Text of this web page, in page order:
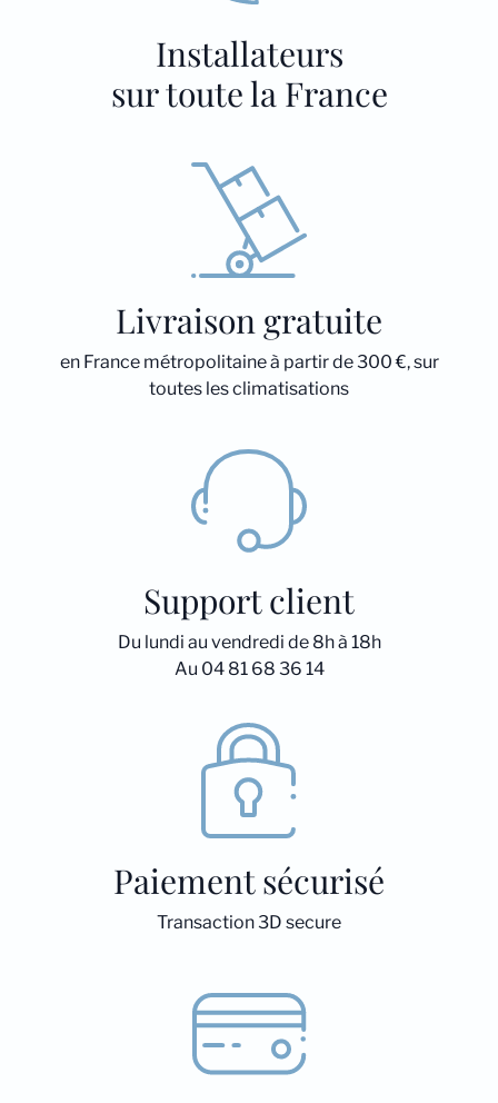
Installateurs
sur toute la France
Livraison gratuite
en France métropolitaine à partir de 300 €, sur
toutes les climatisations
Support client
Du lundi au vendredi de 8h à 18h
Au 04 81 68 36 14
Paiement sécurisé
Transaction 3D secure